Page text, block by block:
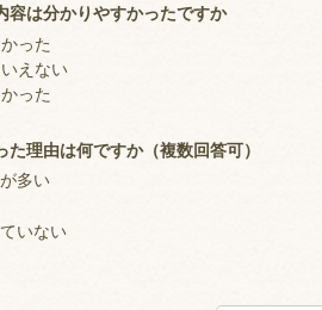
容は分かりやすかったですか
った
えない
った
た理由は何ですか（複数回答可）
多い
いない